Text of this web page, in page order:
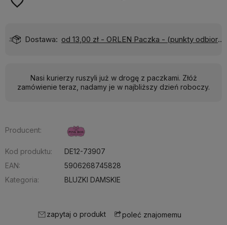
Wyślemy do Ciebie w: 24 godziny
Nasi kurierzy ruszyli już w drogę z paczkami. Złóż
zamówienie teraz, nadamy je w najbliższy dzień roboczy.
Producent:
Kod produktu:
DE12-73907
EAN:
5906268745828
Kategoria:
BLUZKI DAMSKIE
zapytaj o produkt poleć znajomemu